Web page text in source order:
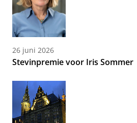
26 juni 2026
Stevinpremie voor Iris Sommer